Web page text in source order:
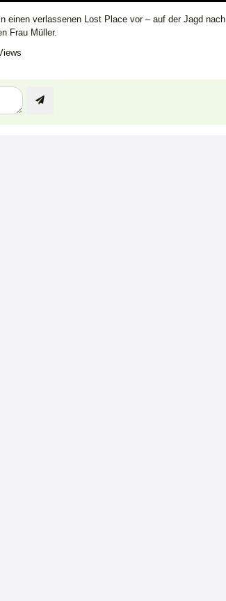
einen verlassenen Lost Place vor – auf der Jagd nach
Frau Müller.